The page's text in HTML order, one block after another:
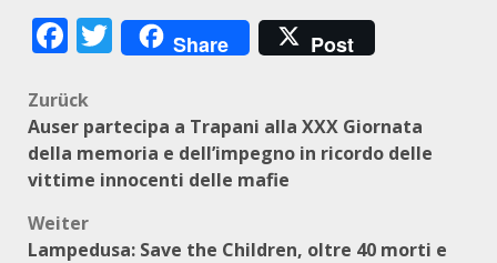
Facebook
Twitter
Share Post
Beitragsnavigation
Zurück
Auser partecipa a Trapani alla XXX Giornata
della memoria e dell’impegno in ricordo delle
vittime innocenti delle mafie
Weiter
Lampedusa: Save the Children, oltre 40 morti e